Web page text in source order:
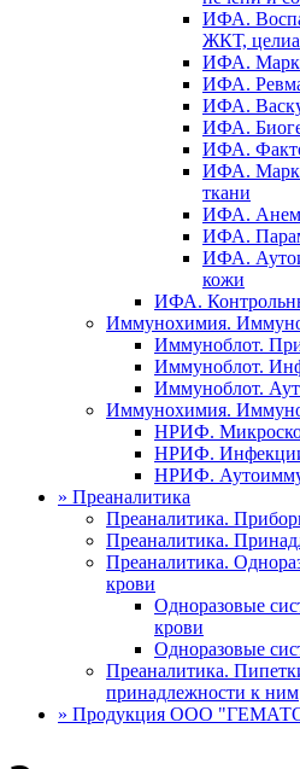
ИФА.
ЖКТ,
ИФА.
ИФА.
ИФА.
ИФА.
ИФА.
ИФА.
ткани
ИФА.
ИФА.
ИФА.
кожи
ИФА.
Иммунохимия.
Иммуноблот.
Иммуноблот.
Иммуноблот.
Иммунохимия.
НРИФ.
НРИФ.
НРИФ.
» Преаналитика
Преаналитика.
Преаналитика.
Преаналитика.
крови
Одноразовые
крови
Одноразовые
Преаналитика.
принадлежности к ним
» Продукция ООО